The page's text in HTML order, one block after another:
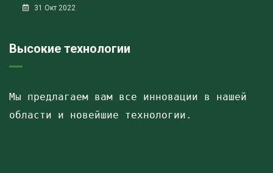
31 Окт 2022
Высокие технологии
Мы предлагаем вам все инновации в нашей
области и новейшие технологии.